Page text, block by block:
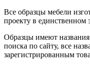
Все образцы мебели
проекту в единственном
Образцы имеют названия
поиска по сайту, все
зарегистрированным